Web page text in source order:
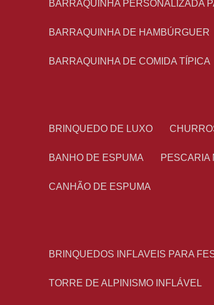
BARRAQUINHA PERSONALIZADA
BARRAQUINHA DE HAMBÚRGUER
BARRAQUINHA DE COMIDA TÍPICA
BRINQUEDO DE LUXO
BANHO DE ESPUMA
CANHÃO DE ESPUMA
BRINQUEDOS INFLAVEIS PARA
TORRE DE ALPINISMO INFLÁVEL